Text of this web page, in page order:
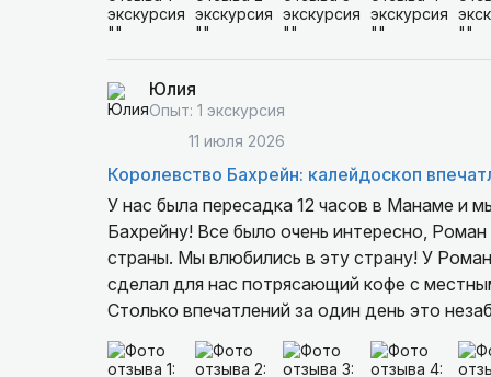
Юлия
Опыт: 1 экскурсия
11 июля 2026
Королевство Бахрейн: калейдоскоп
У нас была пересадка 12 часов в Манаме и
Бахрейну! Все было очень интересно,
страны. Мы влюбились в эту страну! У
сделал для нас потрясающий кофе с
Столько впечатлений за один день это
мечети, гуляли по набережной, катались
(объелись за 15$ на двоих!), а в конце